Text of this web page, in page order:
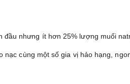
nhưng ít hơn 25% lượng muối
cùng một số gia vị hảo hạng,